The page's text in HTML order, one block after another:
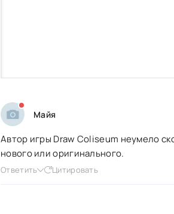
Майя
Автор игры Draw Coliseum неумело
нового или оригинального.
Ответить Цитировать